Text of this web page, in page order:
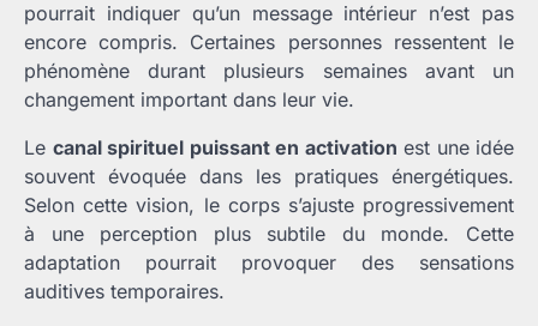
pourrait indiquer qu’un message intérieur n’est pas
encore compris. Certaines personnes ressentent le
phénomène durant plusieurs semaines avant un
changement important dans leur vie.
Le canal spirituel puissant en activation est une idée
souvent évoquée dans les pratiques énergétiques.
Selon cette vision, le corps s’ajuste progressivement
à une perception plus subtile du monde. Cette
adaptation pourrait provoquer des sensations
auditives temporaires.